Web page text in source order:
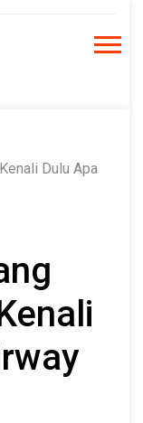
Dulu Apa